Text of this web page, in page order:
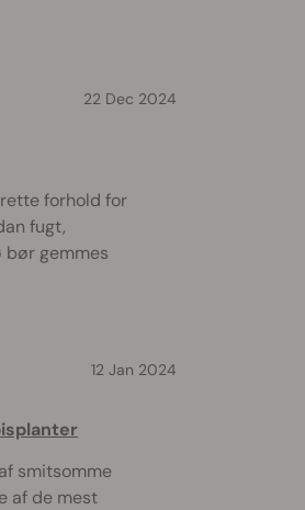
22 Dec 2024
forhold for
fugt,
bør gemmes
12 Jan 2024
smitsomme
af de mest